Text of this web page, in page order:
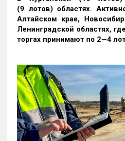
(9 лотов) областях.
Алтайском крае,
Ленинградской областях,
торгах принимают по 2—4